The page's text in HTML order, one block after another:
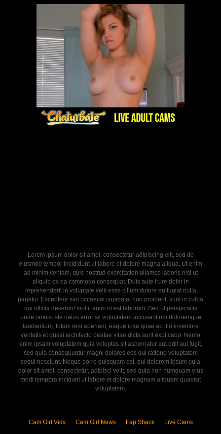
Lorem ipsum dolor sit amet, consectetur adipiscing elit, sed do
eiusmod tempor incididunt ut labore et dolore magna aliqua. Ut enim
ad minim veniam, quis nostrud exercitation ullamco laboris nisi ut
aliquip ex ea commodo consequat. Duis aute irure dolor in
reprehenderit in voluptate velit esse cillum dolore eu fugiat nulla
pariatur. Excepteur sint occaecat cupidatat non proident, sunt in culpa
qui officia deserunt mollit anim id est laborum. Sed ut perspiciatis
unde omnis iste natus error sit voluptatem accusantium doloremque
laudantium, totam rem aperiam, eaque ipsa quae ab illo inventore
veritatis et quasi architecto beatae vitae dicta sunt explicabo. Nemo
enim ipsam voluptatem quia voluptas sit aspernatur aut odit aut fugit,
sed quia consequuntur magni dolores eos qui ratione voluptatem
sequi nesciunt. Neque porro quisquam est, qui dolorem ipsum quia
dolor sit amet, consectetur, adipisci velit, sed quia non numquam eius
modi tempora incidunt ut labore et dolore magnam aliquam quaerat
voluptatem.
Cam Girl Vids Cam Girl News Fap Shack Live Cams